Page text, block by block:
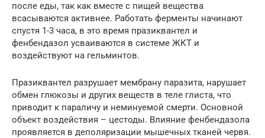
после еды, так как вместе с пищей вещества
всасываются активнее. Работать ферменты начинают
спустя 1-3 часа, в это время празиквантел и
фенбендазол усваиваются в системе ЖКТ и
воздействуют на гельминтов.
Празиквантел разрушает мембрану паразита, нарушает
обмен глюкозы и других веществ в теле глиста, что
приводит к параличу и неминуемой смерти. Основной
объект воздействия – цестоды. Влияние фенбендазола
проявляется в деполяризации мышечных тканей червя.